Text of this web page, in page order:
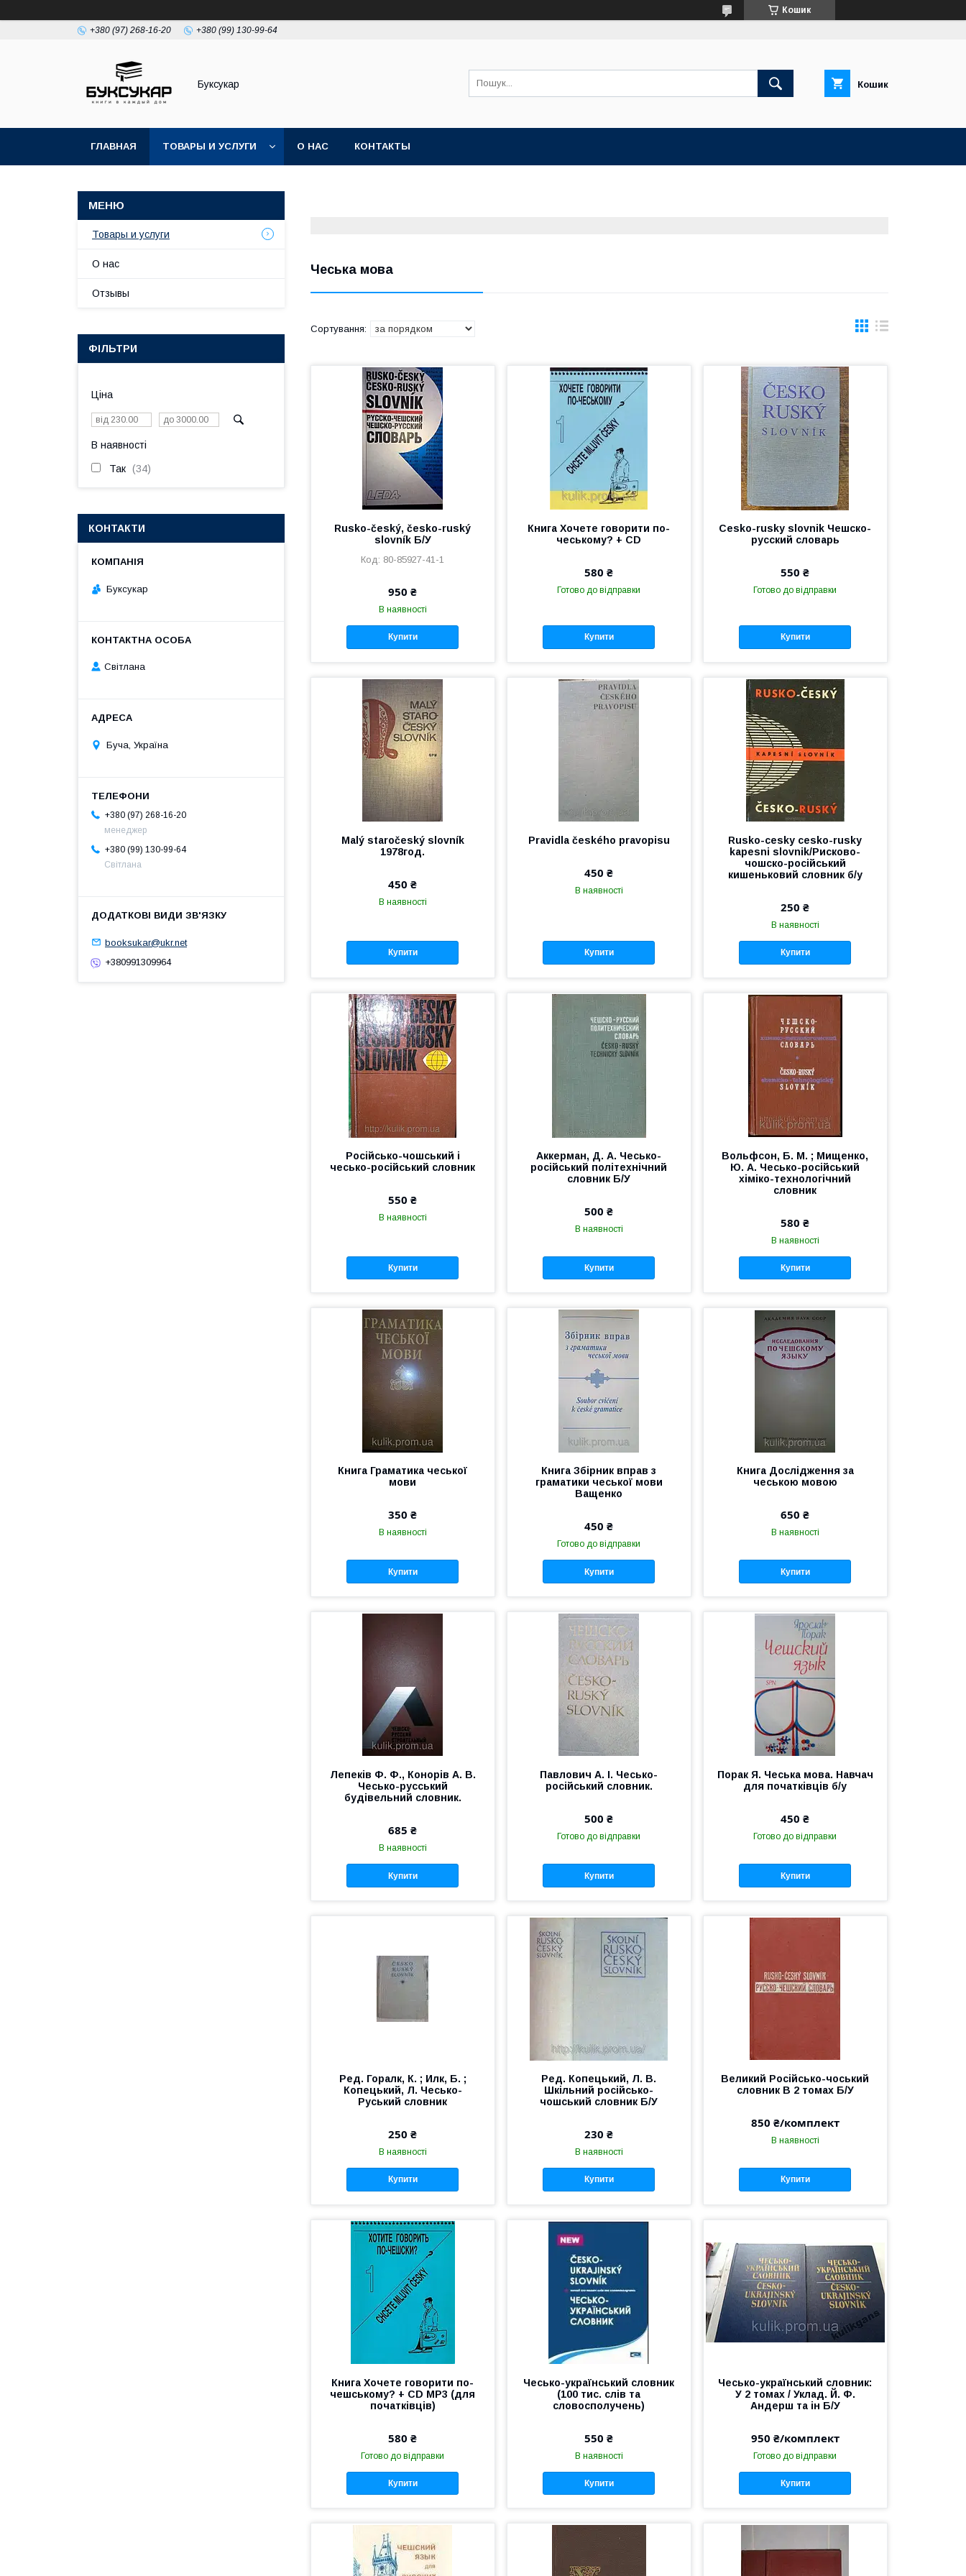
Кошик
+380 (97) 268-16-20 +380 (99) 130-99-64
Буксукар Кошик
ГЛАВНАЯ ТОВАРЫ И УСЛУГИ О НАС КОНТАКТЫ
Чеська мова
Rusko-český, česko-ruský
slovník Б/У
80-85927-41-1
950 ₴
В наявності
Купити
Книга Хочете говорити по-
чеському? + CD
580 ₴
Готово до відправки
Купити
Cesko-rusky slovnik Чешско-
русский словарь
550 ₴
Готово до відправки
Купити
Malý staročeský slovník
1978год.
450 ₴
В наявності
Купити
Pravidla českého pravopisu
450 ₴
В наявності
Купити
Rusko-cesky cesko-rusky
kapesni slovnik/Рисково-
чошско-російський
кишеньковий словник б/у
250 ₴
В наявності
Купити
Російсько-чошський і
чесько-російський словник
550 ₴
В наявності
Купити
Аккерман, Д. А. Чесько-
російський політехнічний
словник Б/У
500 ₴
В наявності
Купити
Вольфсон, Б. М. ; Мищенко,
Ю. А. Чесько-російський
хіміко-технологічний
словник
580 ₴
В наявності
Купити
Книга Граматика чеської
мови
350 ₴
В наявності
Купити
Книга Збірник вправ з
граматики чеської мови
Ващенко
450 ₴
Готово до відправки
Купити
Книга Дослідження за
чеською мовою
650 ₴
В наявності
Купити
Лепеків Ф. Ф., Конорів А. В.
Чесько-русський
будівельний словник.
685 ₴
В наявності
Купити
Павлович А. І. Чесько-
російський словник.
500 ₴
Готово до відправки
Купити
Порак Я. Чеська мова. Навчач
для початківців б/у
450 ₴
Готово до відправки
Купити
Ред. Горалк, К. ; Илк, Б. ;
Копецький, Л. Чесько-
Руський словник
250 ₴
В наявності
Купити
Ред. Копецький, Л. В.
Шкільний російсько-
чошський словник Б/У
230 ₴
В наявності
Купити
Великий Російсько-чоський
словник В 2 томах Б/У
850 ₴/комплект
В наявності
Купити
Книга Хочете говорити по-
чешському? + CD MP3 (для
початківців)
580 ₴
Готово до відправки
Купити
Чесько-український словник
(100 тис. слів та
словосполучень)
550 ₴
В наявності
Купити
Чесько-український словник:
У 2 томах / Уклад. Й. Ф.
Андерш та ін Б/У
950 ₴/комплект
Готово до відправки
Купити
Товары и услуги
О нас
Отзывы
ФІЛЬТРИ
Ціна
В наявності
Так 34
КОНТАКТИ
Буксукар
Світлана
Буча, Україна
+380 (97) 268-16-20
менеджер
+380 (99) 130-99-64
Світлана
booksukar@ukr.net
+380991309964